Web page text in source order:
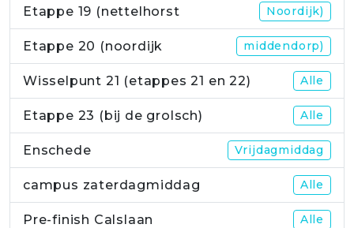
Etappe 19 (nettelhorst Noordijk)
Etappe 20 (noordijk middendorp)
Wisselpunt 21 (etappes 21 en 22) Alle
Etappe 23 (bij de grolsch) Alle
Enschede Vrijdagmiddag
campus zaterdagmiddag Alle
Pre-finish Calslaan Alle